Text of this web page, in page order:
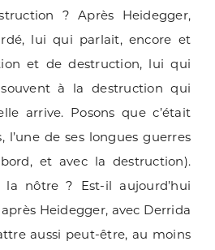
? Après Heidegger,
lui qui parlait, encore et
et de destruction, lui qui
à la destruction qui
arrive. Posons que c’était
l’une de ses longues guerres
et avec la destruction).
la nôtre ? Est-il aujourd’hui
Heidegger, avec Derrida
aussi peut-être, au moins